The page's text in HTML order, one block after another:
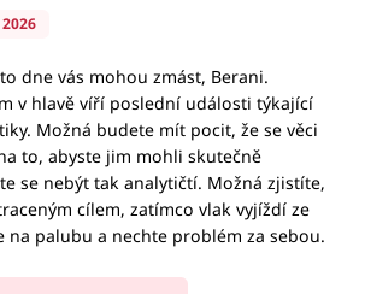
dne vás mohou zmást, Berani.
v hlavě víří poslední události týkající
Možná budete mít pocit, že se věci
to, abyste jim mohli skutečně
se nebýt tak analytičtí. Možná zjistíte,
cílem, zatímco vlak vyjíždí ze
na palubu a nechte problém za sebou.